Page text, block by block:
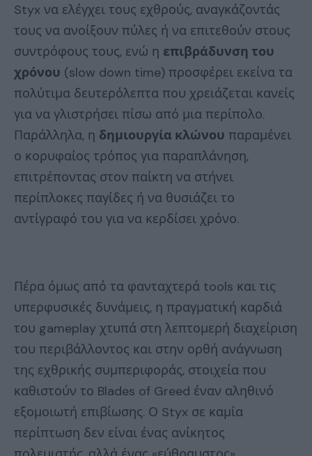
Styx να ελέγχει τους εχθρούς, αναγκάζοντάς
τους να ανοίξουν πύλες ή να επιτεθούν στους
συντρόφους τους, ενώ η επιβράδυνση του
χρόνου (slow down time) προσφέρει εκείνα τα
πολύτιμα δευτερόλεπτα που χρειάζεται κανείς
για να γλιστρήσει πίσω από μια περίπολο.
Παράλληλα, η δημιουργία κλώνου παραμένει
ο κορυφαίος τρόπος για παραπλάνηση,
επιτρέποντας στον παίκτη να στήνει
περίπλοκες παγίδες ή να θυσιάζει το
αντίγραφό του για να κερδίσει χρόνο.
Πέρα όμως από τα φανταχτερά tools και τις
υπερφυσικές δυνάμεις, η πραγματική καρδιά
του gameplay χτυπά στη λεπτομερή διαχείριση
του περιβάλλοντος και στην ορθή ανάγνωση
της εχθρικής συμπεριφοράς, στοιχεία που
καθιστούν το Blades of Greed έναν αληθινό
εξομοιωτή επιβίωσης. Ο Styx σε καμία
περίπτωση δεν είναι ένας ανίκητος